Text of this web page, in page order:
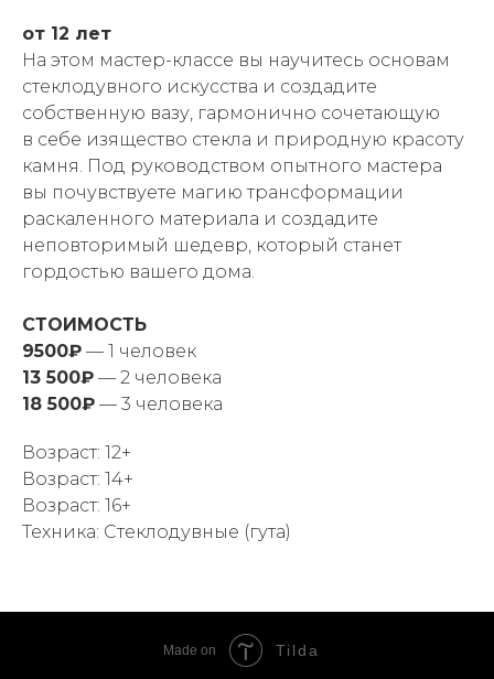
от 12 лет
На этом мастер-классе вы научитесь основам
стеклодувного искусства и создадите
собственную вазу, гармонично сочетающую
в себе изящество стекла и природную красоту
камня. Под руководством опытного мастера
вы почувствуете магию трансформации
раскаленного материала и создадите
неповторимый шедевр, который станет
гордостью вашего дома.
СТОИМОСТЬ
9500₽ — 1 человек
13 500₽ — 2 человека
18 500₽ — 3 человека
Возраст: 12+
Возраст: 14+
Возраст: 16+
Техника: Стеклодувные (гута)
Made on Tilda